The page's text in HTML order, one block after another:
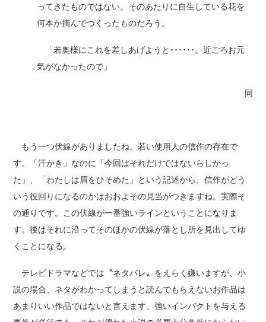
ってきたものではない。そのあたりに自生している花を
何本か摘んでつくったものだろう。
「若奥様にこれを差しあげようと･･････。近ごろお元
気がなかったので」
同
もう一つ伏線がありましたね。若い使用人の信作の存在で
す。「汗かき」なのに「今回はそれだけではないらしかっ
た」、「わたしは眉をひそめた」という記述から、信作がどう
いう役回りになるのかはおおよその見当がつきますね。実際そ
の通りです。この伏線が一番強いラインということになりま
す。後はそれに沿ってそのほかの伏線が落とし所を見出してゆ
くことになる。
テレビドラマなどでは〝ネタバレ〟をえらく嫌いますが、小
説の場合、ネタがわかってしまうと読んでもらえないお作品は
あまりいい作品ではないと言えます。強いインパクトを与える